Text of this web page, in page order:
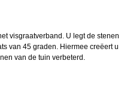
visgraatverband. U legt de stenen
van 45 graden. Hiermee creëert u
van de tuin verbeterd.